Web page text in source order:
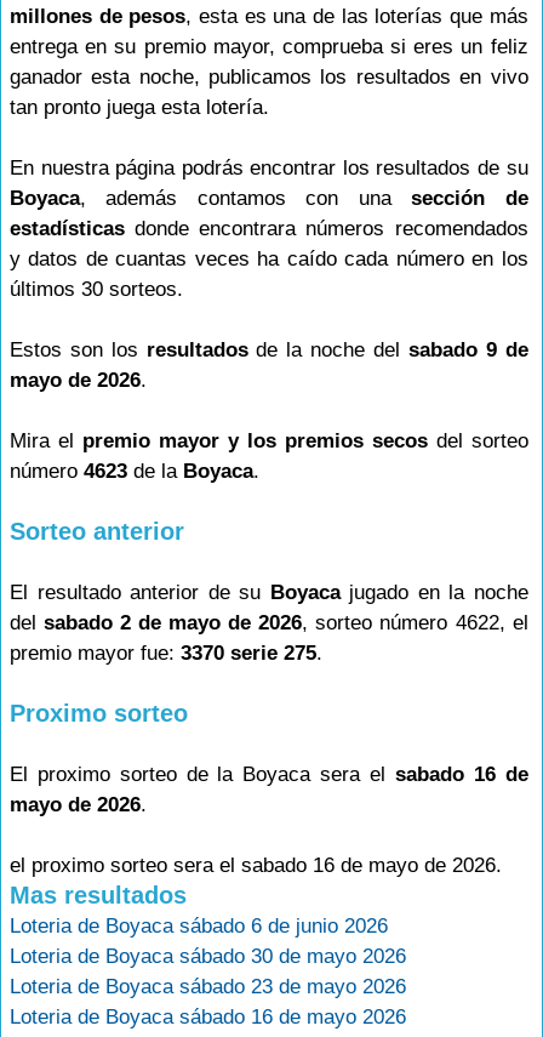
millones de pesos, esta es una de las loterías que más
entrega en su premio mayor, comprueba si eres un feliz
ganador esta noche, publicamos los resultados en vivo
tan pronto juega esta lotería.
En nuestra página podrás encontrar los resultados de su
Boyaca, además contamos con unasección de
estadísticas donde encontrara números recomendados
y datos de cuantas veces ha caído cada número en los
últimos 30 sorteos.
Estos son los resultadosde la noche del sabado 9 de
mayo de 2026.
Mira el premio mayor y los premios secosdel sorteo
número 4623 de la Boyaca.
Sorteo anterior
El resultado anterior de su Boyacajugado en la noche
delsabado 2 de mayo de 2026, sorteo número 4622, el
premio mayor fue: 3370 serie 275.
Proximo sorteo
El proximo sorteo de la Boyaca sera el sabado 16 de
mayo de 2026.
el proximo sorteo sera el sabado 16 de mayo de 2026.
Mas resultados
Loteria de Boyaca sábado 6 de junio 2026
Loteria de Boyaca sábado 30 de mayo 2026
Loteria de Boyaca sábado 23 de mayo 2026
Loteria de Boyaca sábado 16 de mayo 2026